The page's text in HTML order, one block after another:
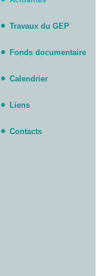
Travaux du GEP
Fonds documentaire
Calendrier
Liens
Contacts